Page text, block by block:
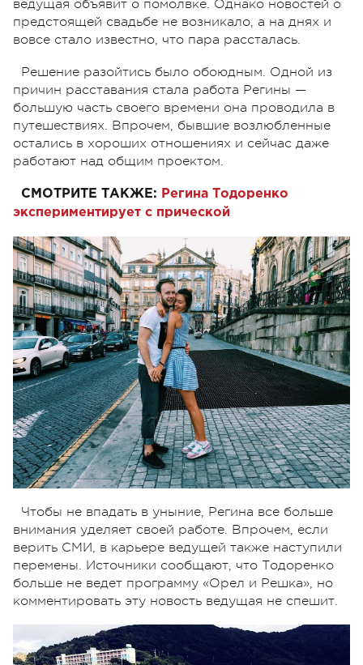
ведущая объявит о помолвке. Однако новостей о
предстоящей свадьбе не возникало, а на днях и
вовсе стало известно, что пара рассталась.
Решение разойтись было обоюдным. Одной из
причин расставания стала работа Регины —
большую часть своего времени она проводила в
путешествиях. Впрочем, бывшие возлюбленные
остались в хороших отношениях и сейчас даже
работают над общим проектом.
СМОТРИТЕ ТАКЖЕ: Регина Тодоренко
экспериментирует с прической
Чтобы не впадать в уныние, Регина все больше
внимания уделяет своей работе. Впрочем, если
верить СМИ, в карьере ведущей также наступили
перемены. Источники сообщают, что Тодоренко
больше не ведет программу «Орел и Решка», но
комментировать эту новость ведущая не спешит.